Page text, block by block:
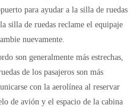
para ayudar a la silla de ruedas
silla de ruedas reclame el equipaje
nuevamente.
son generalmente más estrechas,
de los pasajeros son más
con la aerolínea al reservar
de avión y el espacio de la cabina